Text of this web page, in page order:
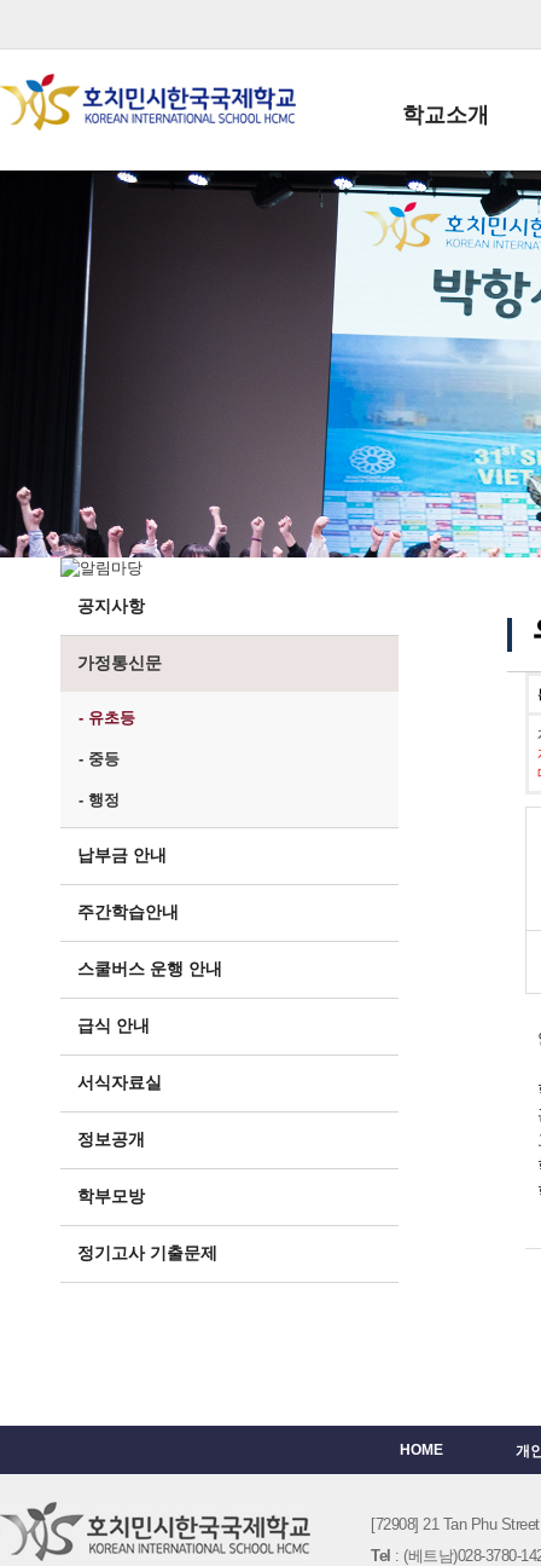
학교소개
학교장인사말
학생회장인사말
학교상징
학교 CI
교직원현황
학생현황
위치/전화
전경사진
공지사항
가정통신문
- 유초등
- 중등
- 행정
납부금 안내
주간학습안내
스쿨버스 운행 안내
급식 안내
서식자료실
정보공개
학부모방
정기고사 기출문제
HOME 개
[72908] 21 Tan Phu
Tel : (베트남)028-3780-